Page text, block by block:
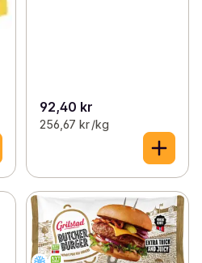
92,40 kr
256,67 kr /kg